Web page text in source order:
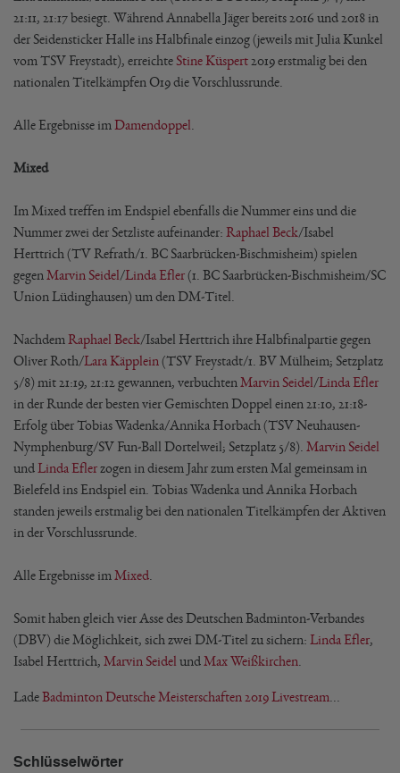
21:11, 21:17 besiegt. Während Annabella Jäger bereits 2016 und 2018 in
der Seidensticker Halle ins Halbfinale einzog (jeweils mit Julia Kunkel
vom TSV Freystadt), erreichteStine Küspert 2019 erstmalig bei den
nationalen Titelkämpfen O19 die Vorschlussrunde.
Alle Ergebnisse im Damendoppel
Mixed
Im Mixed treffen im Endspiel ebenfalls die Nummer eins und die
Nummer zwei der Setzliste aufeinander: Raphael Beck/Isabel
Herttrich (TV Refrath/1. BC Saarbrücken-Bischmisheim) spielen
gegen Marvin Seidel/Linda Efler(1. BC Saarbrücken-Bischmisheim/SC
Union Lüdinghausen) um den DM-Titel.
Nachdem Raphael Beck/Isabel Herttrich ihre Halbfinalpartie gegen
Oliver Roth/Lara Käpplein (TSV Freystadt/1. BV Mülheim; Setzplatz
5/8) mit 21:19, 21:12 gewannen, verbuchten Marvin Seidel/Linda Efler
in der Runde der besten vier Gemischten Doppel einen 21:10, 21:18-
Erfolg über Tobias Wadenka/Annika Horbach (TSV Neuhausen-
Nymphenburg/SV Fun-Ball Dortelweil; Setzplatz 5/8). Marvin Seidel
und Linda Eflerzogen in diesem Jahr zum ersten Mal gemeinsam in
Bielefeld ins Endspiel ein. Tobias Wadenka und Annika Horbach
standen jeweils erstmalig bei den nationalen Titelkämpfen der Aktiven
in der Vorschlussrunde.
Alle Ergebnisse im Mixed
Somit haben gleich vier Asse des Deutschen Badminton-Verbandes
(DBV) die Möglichkeit, sich zwei DM-Titel zu sichern: Linda Efler,
Isabel Herttrich, Marvin Seidel undMax Weißkirchen
LadeBadminton Deutsche Meisterschaften 2019 Livestream
Schlüsselwörter